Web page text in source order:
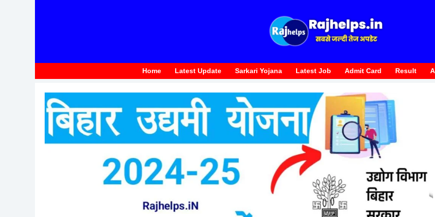
Home Latest Update Sarkari Yojana Latest Job Admit Card Result